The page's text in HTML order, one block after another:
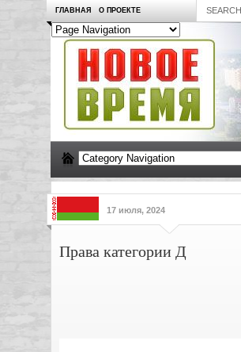
ГЛАВНАЯ О ПРОЕКТЕ
17 июля, 2024
Права категории Д